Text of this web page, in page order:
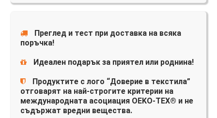
Преглед и тест при доставка на всяка
поръчка!
Идеален подарък за приятел или роднина!
Продуктите с лого “Доверие в текстила”
отговарят на най-строгите критерии на
международната асоциация OEKO-TEX® и не
съдържат вредни вещества.